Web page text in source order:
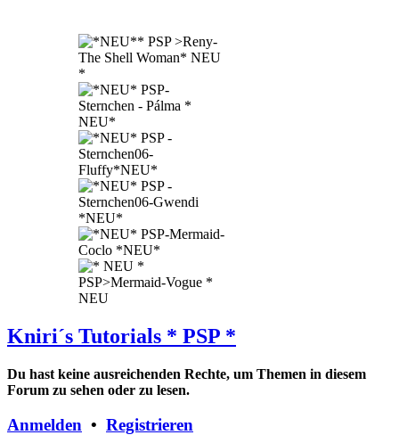
Kniri´s Tutorials * PSP *
Du hast keine ausreichenden Rechte, um Themen in diesem
Forum zu sehen oder zu lesen.
Anmelden • Registrieren